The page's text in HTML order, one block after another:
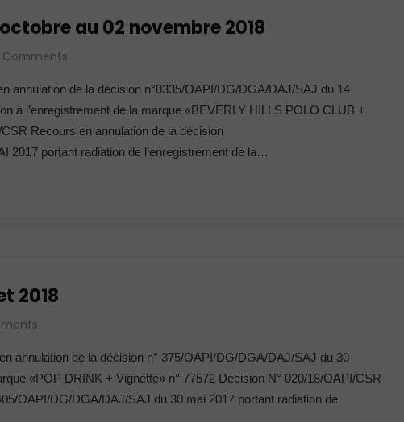
au 02 novembre 2018
Comments
annulation de la décision n°0335/OAPI/DG/DGA/DAJ/SAJ du 14
à l’enregistrement de la marque «BEVERLY HILLS POLO CLUB +
Recours en annulation de la décision
2017 portant radiation de l’enregistrement de la…
2018
annulation de la décision n° 375/OAPI/DG/DGA/DAJ/SAJ du 30
«POP DRINK + Vignette» n° 77572 Décision N° 020/18/OAPI/CSR
OAPI/DG/DGA/DAJ/SAJ du 30 mai 2017 portant radiation de